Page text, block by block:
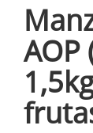
AOP